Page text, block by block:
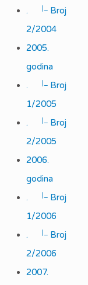
.
|_
Broj
2/2004
2005.
godina
.
|_
Broj
1/2005
.
|_
Broj
2/2005
2006.
godina
.
|_
Broj
1/2006
.
|_
Broj
2/2006
2007.